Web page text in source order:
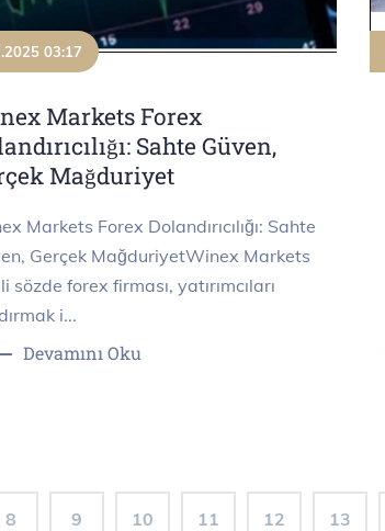
03:17
Markets Forex
Sahte Güven,
Mağduriyet
Markets Forex Dolandırıcılığı: Sahte
Gerçek MağduriyetWinex Markets
sözde forex firması, yatırımcıları
i...
Devamını Oku
8 9 10 11 12 13